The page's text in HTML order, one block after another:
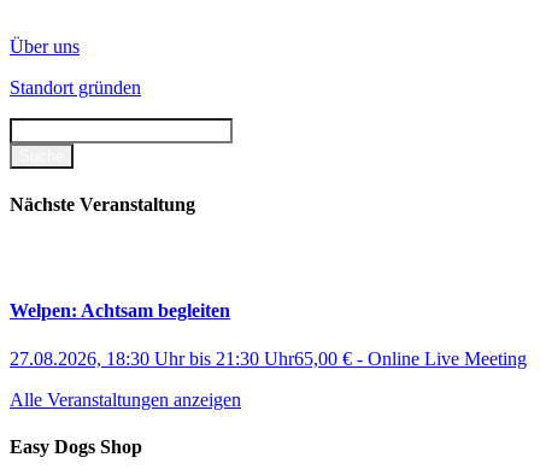
Über uns
Standort gründen
Nächste Veranstaltung
Welpen: Achtsam begleiten
27.08.2026, 18:30 Uhrbis 21:30 Uhr65,00 € - Online Live Meeting
Alle Veranstaltungen anzeigen
Easy Dogs Shop